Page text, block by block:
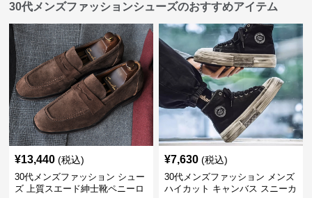
30代メンズファッションシューズのおすすめアイテム
¥13,440 (税込)
30代メンズファッション シュー
ズ 上質スエード紳士靴ペニーロ
¥7,630 (税込)
30代メンズファッション メンズ
ハイカット キャンバス スニーカ